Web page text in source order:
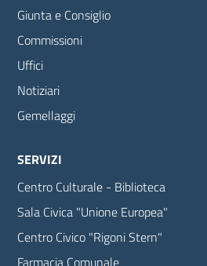
Giunta e Consiglio
Commissioni
Uffici
Notiziari
Gemellaggi
SERVIZI
Centro Culturale - Biblioteca
Sala Civica "Unione Europea"
Centro Civico "Rigoni Stern"
Farmacia Comunale